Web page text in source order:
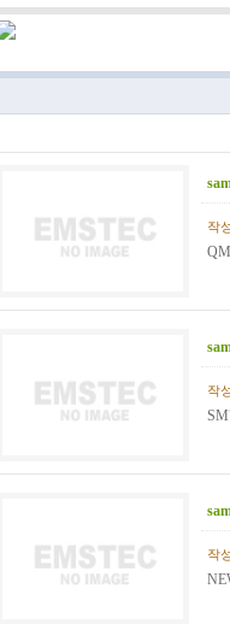
작
작
작